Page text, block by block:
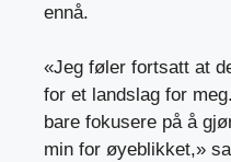
ennå.
«Jeg føler fortsatt at
for et landslag for
bare fokusere på å
min for øyeblikket,»